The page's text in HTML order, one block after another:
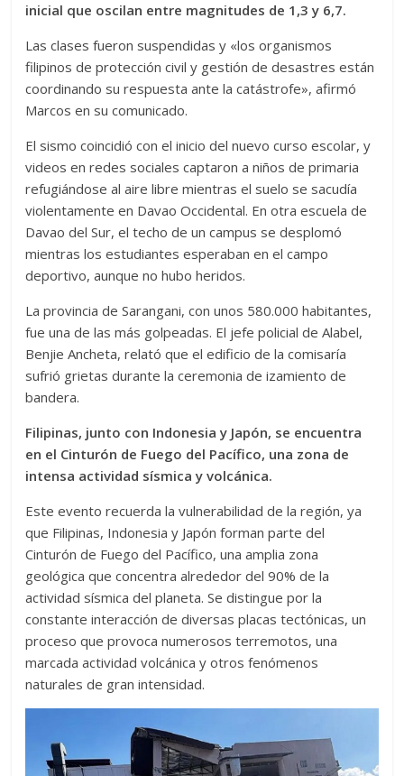
inicial que oscilan entre magnitudes de 1,3 y 6,7.
Las clases fueron suspendidas y «los organismos
filipinos de protección civil y gestión de desastres están
coordinando su respuesta ante la catástrofe», afirmó
Marcos en su comunicado.
El sismo coincidió con el inicio del nuevo curso escolar, y
videos en redes sociales captaron a niños de primaria
refugiándose al aire libre mientras el suelo se sacudía
violentamente en Davao Occidental. En otra escuela de
Davao del Sur, el techo de un campus se desplomó
mientras los estudiantes esperaban en el campo
deportivo, aunque no hubo heridos.
La provincia de Sarangani, con unos 580.000 habitantes,
fue una de las más golpeadas. El jefe policial de Alabel,
Benjie Ancheta, relató que el edificio de la comisaría
sufrió grietas durante la ceremonia de izamiento de
bandera.
Filipinas, junto con Indonesia y Japón, se encuentra
en el Cinturón de Fuego del Pacífico, una zona de
intensa actividad sísmica y volcánica.
Este evento recuerda la vulnerabilidad de la región, ya
que Filipinas, Indonesia y Japón forman parte del
Cinturón de Fuego del Pacífico, una amplia zona
geológica que concentra alrededor del 90% de la
actividad sísmica del planeta. Se distingue por la
constante interacción de diversas placas tectónicas, un
proceso que provoca numerosos terremotos, una
marcada actividad volcánica y otros fenómenos
naturales de gran intensidad.